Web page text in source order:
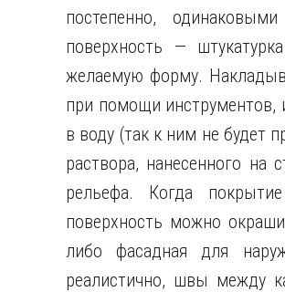
постепенно,
поверхность —
желаемую форму.
при помощи инструментов,
в воду (так к ним не будет
раствора, нанесенного на
рельефа. Когда
поверхность можно
либо фасадная для
реалистично, швы между